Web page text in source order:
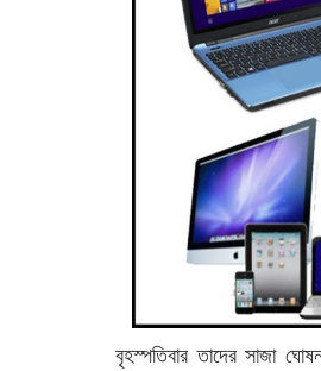
বৃহস্পতিবার তাদের সাজা